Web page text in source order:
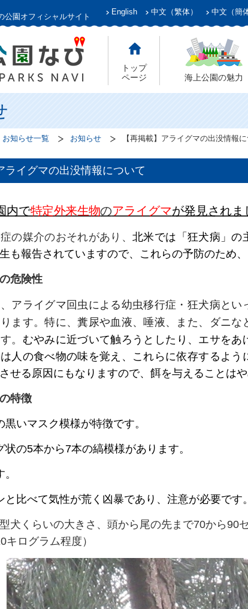
公園オフィシャルサイト
English 中文（繁体） 中文（簡
トップ
ページ
海上公園の魅力
お知らせ一覧 お知らせ 【再掲載】アライグマの出没情報
ライグマの出没情報について
内で特定外来生物のアライグマが発見されま
の媒介のおそれがあり、北米では「狂犬病」の
も報告されていますので、これらの予防のため
危険性
アライグマ回虫による幼虫移行症・狂犬病と
ます。特に、糞尿や血液、唾液、また、ダニ
。
むやみに近づいて触ろうとしたり、エサをあ
人の食べ物の味を覚え、これらに依存するよう
せる原因にもなりますので、 餌を与えることはや
特徴
黒いマスク模様が特徴です。
状の5本から7本の縞模様があります。
と比べて気性が荒く凶暴であり、注意が必要です。
型犬くらいの大きさ、頭から尾の先まで70から90
キログラム程度）